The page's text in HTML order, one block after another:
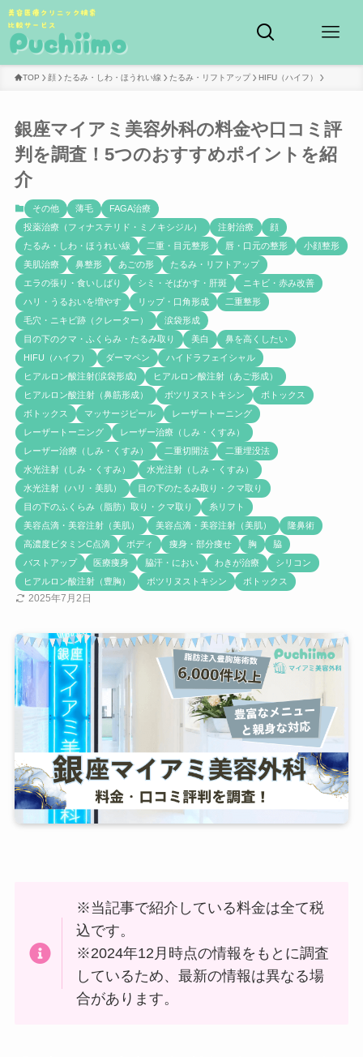
TOP 顔 たるみ・しわ・ほうれい線 たるみ・リフトアップ HIFU（ハイフ）
銀座マイアミ美容外科の料金や口コミ評
判を調査！5つのおすすめポイントを紹
介
その他 薄毛
FAGA治療
投薬治療（フィナステリド・ミノキシジル）
注射治療
顔
たるみ・しわ・ほうれい線
二重・目元整形 唇・口元の整形
小顔整形
美肌治療
鼻整形 あごの形
たるみ・リフトアップ
エラの張り・食いしばり
シミ・そばかす・肝斑
ニキビ・赤み改善
ハリ・うるおいを増やす
リップ・口角形成
二重整形
毛穴・ニキビ跡（クレーター）
涙袋形成
目の下のクマ・ふくらみ・たるみ取り
美白
鼻を高くしたい
HIFU（ハイフ）
ダーマペン
ハイドラフェイシャル
ヒアルロン酸注射(涙袋形成)
ヒアルロン酸注射（あご形成）
ヒアルロン酸注射（鼻筋形成）
ボツリヌストキシン
ボトックス
ボトックス
マッサージピール
レーザートーニング
レーザートーニング
レーザー治療（しみ・くすみ）
レーザー治療（しみ・くすみ）
二重切開法
二重埋没法
水光注射（しみ・くすみ）
水光注射（しみ・くすみ）
水光注射（ハリ・美肌）
目の下のたるみ取り・クマ取り
目の下のふくらみ（脂肪）取り・クマ取り
糸リフト
美容点滴・美容注射（美肌）
美容点滴・美容注射（美肌）
隆鼻術
高濃度ビタミンC点滴
ボディ 痩身・部分痩せ 胸
脇
バストアップ
医療痩身 脇汗・におい わきが治療
シリコン
ヒアルロン酸注射（豊胸）
ボツリヌストキシン ボトックス
2025年7月2日
※当記事で紹介している料金は全て税
込です。
※2024年12月時点の情報をもとに調査
しているため、最新の情報は異なる場
合があります。